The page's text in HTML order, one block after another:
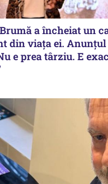
a încheiat un
din viața ei. Anunțul
e prea târziu. E